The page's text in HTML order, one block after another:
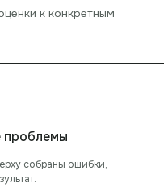
к конкретным
проблемы
собраны ошибки,